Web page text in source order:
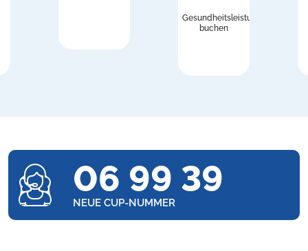
Gesundheitsleistungen
buchen
06 99 39
NEUE CUP-NUMMER